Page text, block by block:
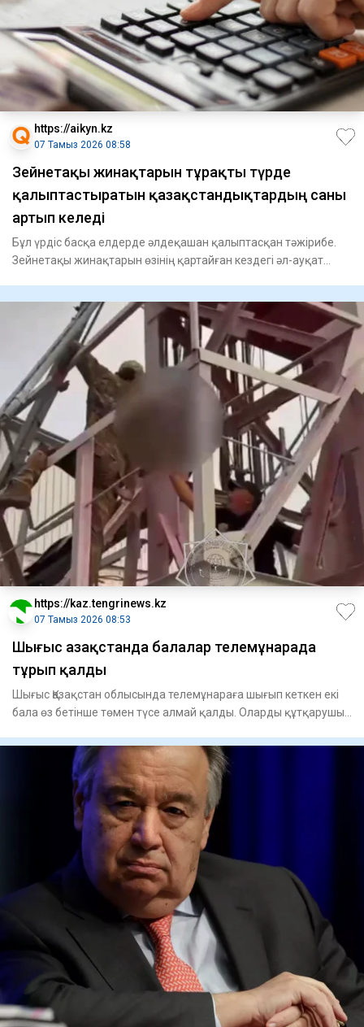
https://aikyn.kz
07 Тамыз 2026 08:58
Зейнетақы жинақтарын тұрақты түрде
қалыптастыратын қазақстандықтардың саны
артып келеді
Бұл үрдіс басқа елдерде әлдеқашан қалыптасқан тәжірибе.
Зейнетақы жинақтарын өзінің қартайған кездегі әл-ауқат
https://kaz.tengrinews.kz
07 Тамыз 2026 08:53
Шығыс Қазақстанда балалар телемұнарада
тұрып қалды
Шығыс Қазақстан облысында телемұнараға шығып кеткен екі
бала өз бетінше төмен түсе алмай қалды. Оларды құтқарушы